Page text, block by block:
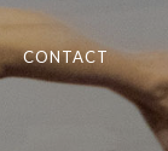
CONTACT